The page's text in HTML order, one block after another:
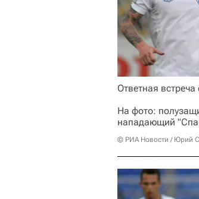
Ответная
На фото:
нападающий
© РИА Новости / Юрий